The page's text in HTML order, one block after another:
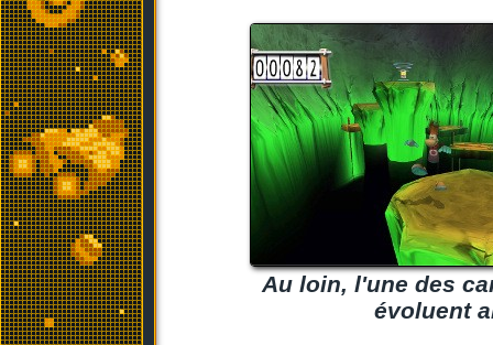
Au loin, l'une des
évoluent